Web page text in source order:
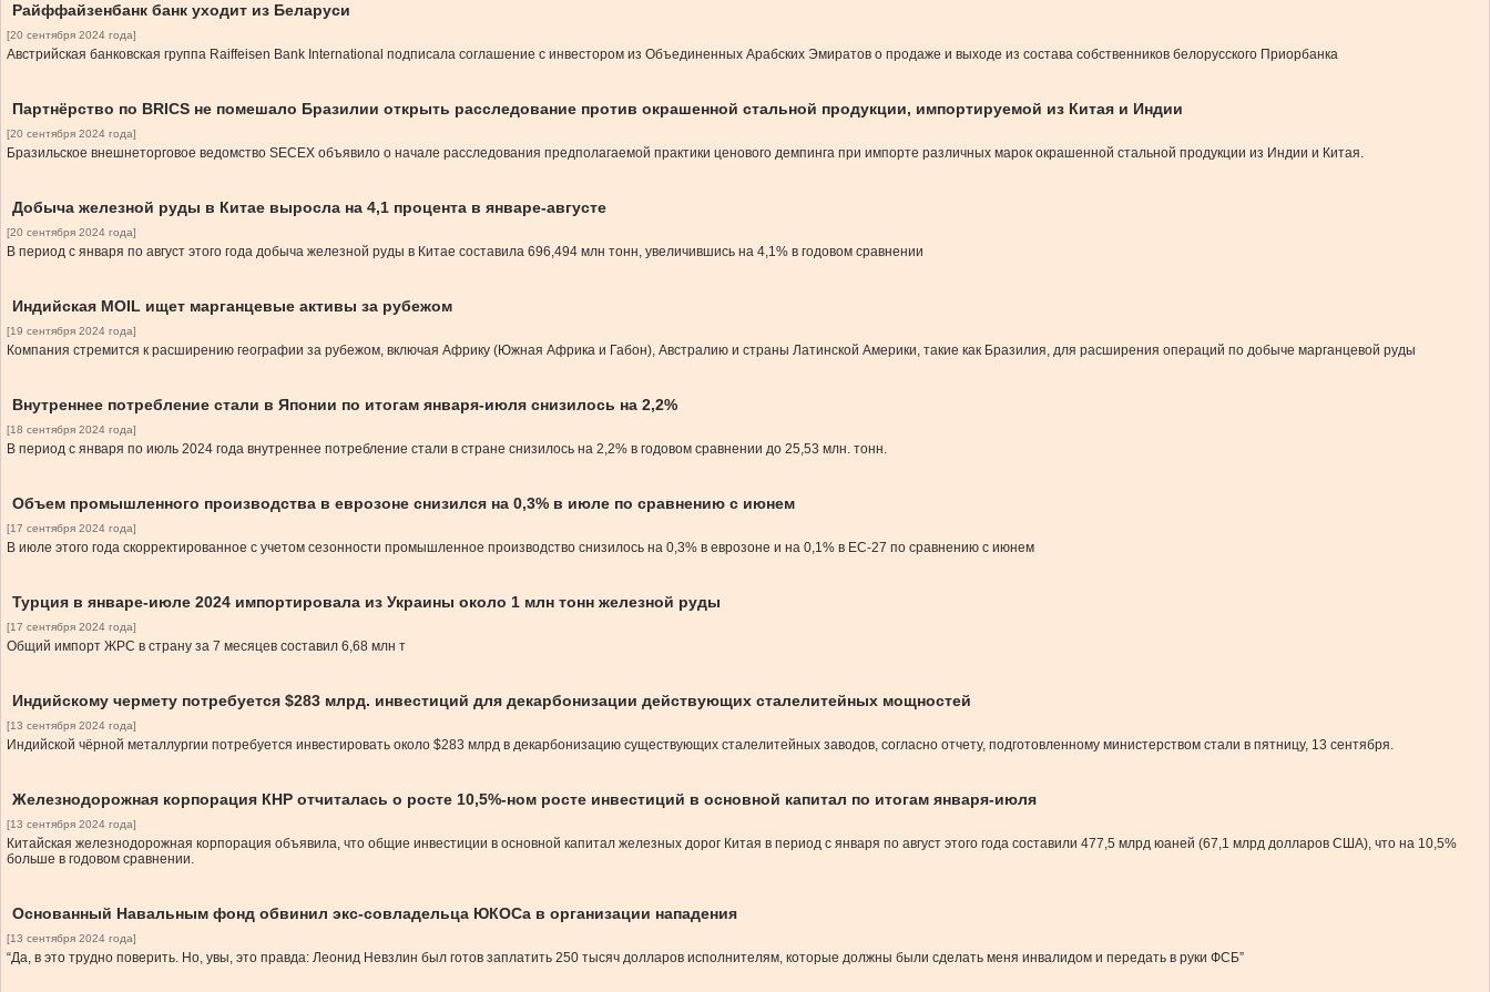
Райффайзенбанк банк уходит из Беларуси
[20 сентября 2024 года]
Австрийская банковская группа Raiffeisen Bank International подписала соглашение с инвестором из Объединенных Арабских Эмиратов о продаже и выходе из состава собственников белорусского Приорбанка
Партнёрство по BRICS не помешало Бразилии открыть расследование против окрашенной стальной продукции, импортируемой из Китая и Индии
[20 сентября 2024 года]
Бразильское внешнеторговое ведомство SECEX объявило о начале расследования предполагаемой практики ценового демпинга при импорте различных марок окрашенной стальной продукции из Индии и Китая.
Добыча железной руды в Китае выросла на 4,1 процента в январе-августе
[20 сентября 2024 года]
В период с января по август этого года добыча железной руды в Китае составила 696,494 млн тонн, увеличившись на 4,1% в годовом сравнении
Индийская MOIL ищет марганцевые активы за рубежом
[19 сентября 2024 года]
Компания стремится к расширению географии за рубежом, включая Африку (Южная Африка и Габон), Австралию и страны Латинской Америки, такие как Бразилия, для расширения операций по добыче марганцевой руды
Внутреннее потребление стали в Японии по итогам января-июля снизилось на 2,2%
[18 сентября 2024 года]
В период с января по июль 2024 года внутреннее потребление стали в стране снизилось на 2,2% в годовом сравнении до 25,53 млн. тонн.
Объем промышленного производства в еврозоне снизился на 0,3% в июле по сравнению с июнем
[17 сентября 2024 года]
В июле этого года скорректированное с учетом сезонности промышленное производство снизилось на 0,3% в еврозоне и на 0,1% в ЕС-27 по сравнению с июнем
Турция в январе-июле 2024 импортировала из Украины около 1 млн тонн железной руды
[17 сентября 2024 года]
Общий импорт ЖРС в страну за 7 месяцев составил 6,68 млн т
Индийскому чермету потребуется $283 млрд. инвестиций для декарбонизации действующих сталелитейных мощностей
[13 сентября 2024 года]
Индийской чёрной металлургии потребуется инвестировать около $283 млрд в декарбонизацию существующих сталелитейных заводов, согласно отчету, подготовленному министерством стали в пятницу, 13 сентября.
Железнодорожная корпорация КНР отчиталась о росте 10,5%-ном росте инвестиций в основной капитал по итогам января-июля
[13 сентября 2024 года]
Китайская железнодорожная корпорация объявила, что общие инвестиции в основной капитал железных дорог Китая в период с января по август этого года составили 477,5 млрд юаней (67,1 млрд долларов США), что на 10,5%
больше в годовом сравнении.
Основанный Навальным фонд обвинил экс-совладельца ЮКОСа в организации нападения
[13 сентября 2024 года]
“Да, в это трудно поверить. Но, увы, это правда: Леонид Невзлин был готов заплатить 250 тысяч долларов исполнителям, которые должны были сделать меня инвалидом и передать в руки ФСБ”